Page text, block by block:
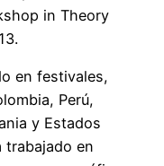
in Theory
en festivales,
Perú,
y Estados
trabajado en